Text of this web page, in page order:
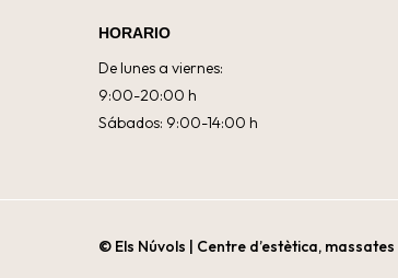
HORARIO
De lunes a viernes:
9:00-20:00 h
Sábados: 9:00-14:00 h
© Els Núvols | Centre d’estètica,